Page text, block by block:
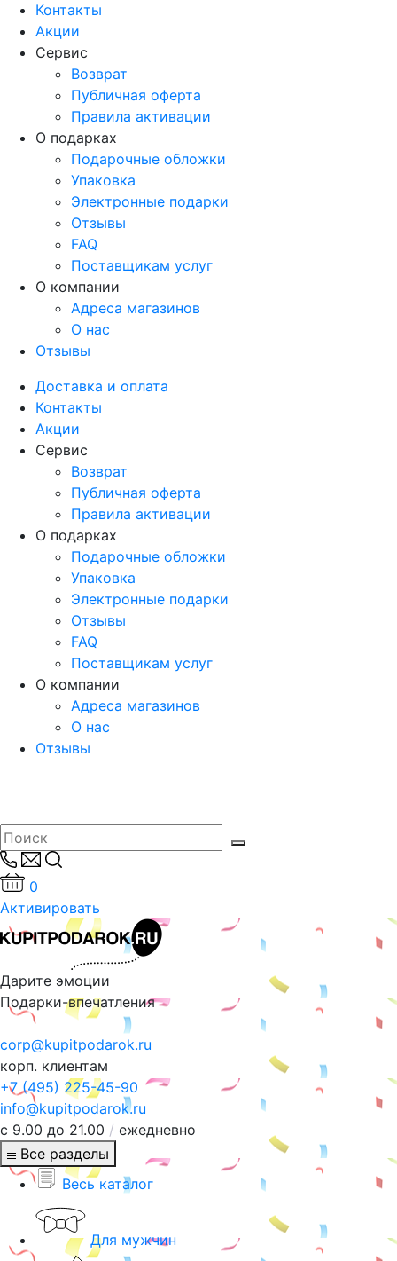
Контакты
Акции
Сервис
Возврат
Публичная оферта
Правила активации
О подарках
Подарочные обложки
Упаковка
Электронные подарки
Отзывы
FAQ
Поставщикам услуг
О компании
Адреса магазинов
О нас
Отзывы
Доставка и оплата
Контакты
Акции
Сервис
Возврат
Публичная оферта
Правила активации
О подарках
Подарочные обложки
Упаковка
Электронные подарки
Отзывы
FAQ
Поставщикам услуг
О компании
Адреса магазинов
О нас
Отзывы
0
Активировать
Дарите эмоции
Подарки-впечатления
corp@kupitpodarok.ru
корп. клиентам
+7 (495) 225-45-90
info@kupitpodarok.ru
с 9.00 до 21.00 / ежедневно
Все разделы
Весь каталог
Для мужчин